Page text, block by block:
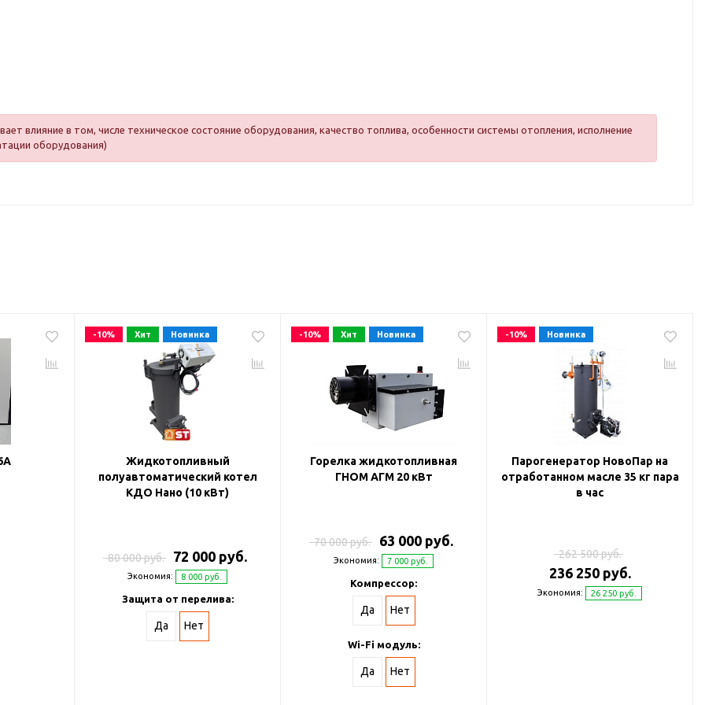
влияние в том, числе техническое состояние оборудования, качество топлива, особенности системы отопления, исполнение
оборудования)
-10% Хит Новинка
Жидкотопливный
полуавтоматический котел
КДО Нано (10 кВт)
80 000 руб. 72 000 руб.
Экономия: 8 000 руб.
Защита от перелива:
Да Нет
-10% Хит Новинка
Горелка жидкотопливная
ГНОМ АГМ 20 кВт
70 000 руб. 63 000 руб.
Экономия: 7 000 руб.
Компрессор:
Да Нет
Wi-Fi модуль:
Да Нет
-10% Новинка
Парогенератор НовоПар на
отработанном масле 35 кг пара
в час
262 500 руб.
236 250 руб.
Экономия: 26 250 руб.